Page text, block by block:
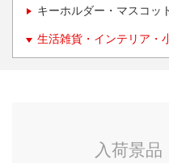
キーホルダー・マスコッ
生活雑貨・インテリア・